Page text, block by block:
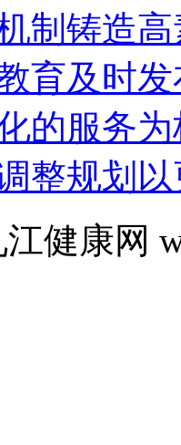
制铸造
育及时
的服务
整规划
健康网